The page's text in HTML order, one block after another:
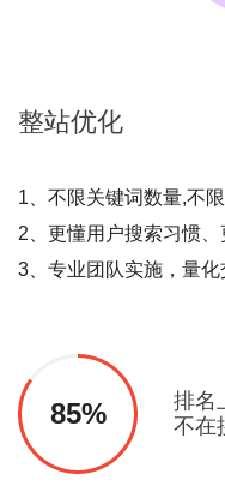
整站优化
1、不限关键词数量,不
2、更懂用户搜索习惯
3、专业团队实施，量
85%
排名
不在